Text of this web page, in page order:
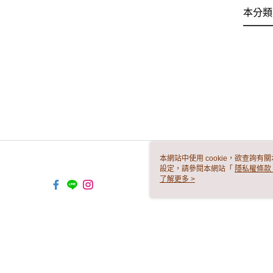
本分
本網站中使用 cookie，欲查詢有
設定，請參閱本網站「 隱私權條款
使用 cookie。
了解更多 >